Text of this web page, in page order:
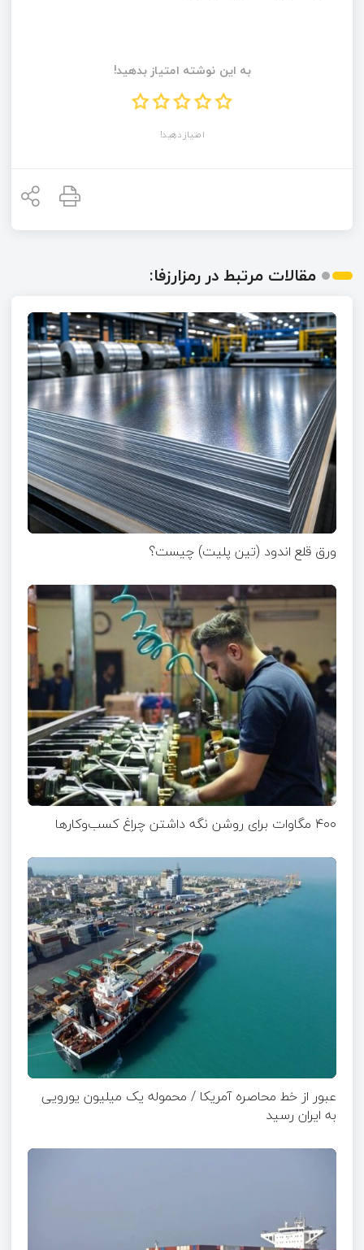
به این نوشته امتیاز بدهید!
امتیاز دهید!
مقالات مرتبط در رمزارزفا:
ورق قلع اندود (تین پلیت) چیست؟
۴۰۰ مگاوات برای روشن نگه داشتن چراغ کسب‌وکار‌ها
عبور از خط محاصره آمریکا / محموله یک میلیون یورویی
به ایران رسید